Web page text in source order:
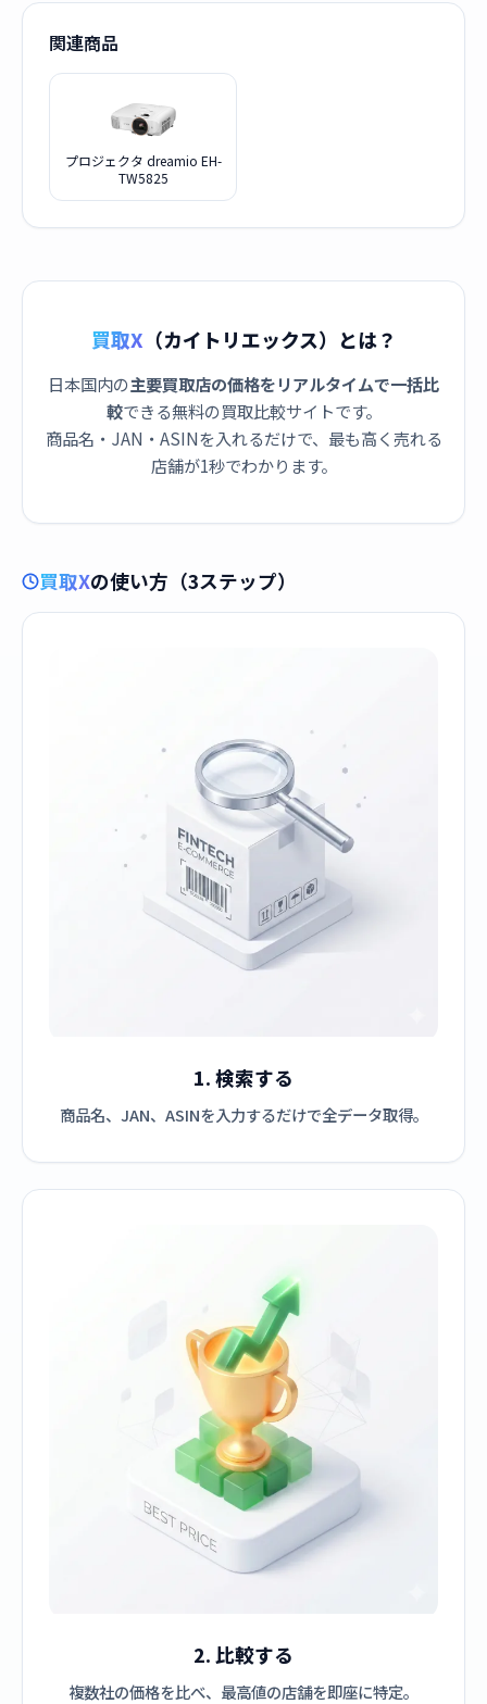
関連商品
プロジェクタ dreamio EH-
TW5825
買取X （カイトリエックス）とは？
日本国内の主要買取店の価格をリアルタイムで一括比
較できる無料の買取比較サイトです。
商品名・JAN・ASINを入れるだけで、最も高く売れる
店舗が1秒でわかります。
買取Xの使い方（3ステップ）
1. 検索する
商品名、JAN、ASINを入力するだけで全データ取得。
2. 比較する
複数社の価格を比べ、最高値の店舗を即座に特定。